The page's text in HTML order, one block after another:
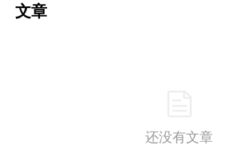
文章
还没有文章